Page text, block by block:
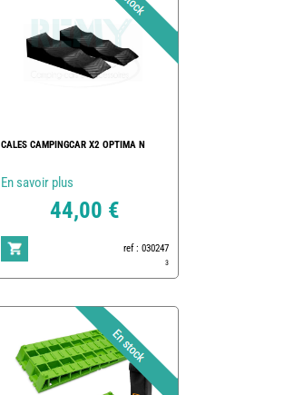
CALES CAMPINGCAR X2 OPTIMA N
En savoir plus
44,00 €
ref : 030247
3